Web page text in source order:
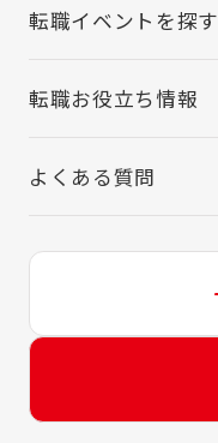
転職イベントを探す
転職お役立ち情報
よくある質問